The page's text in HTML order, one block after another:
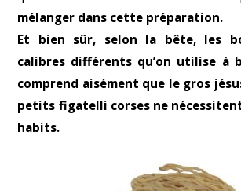
mélanger dans cette préparation.
Et bien sûr, selon la bête, les
calibres différents qu’on utilise à
comprend aisément que le gros
petits figatelli corses ne
habits.